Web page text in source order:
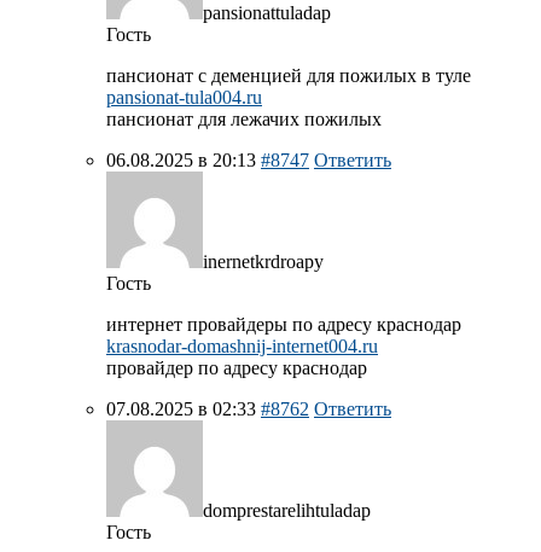
pansionattuladap
Гость
пансионат с деменцией для пожилых в туле
pansionat-tula004.ru
пансионат для лежачих пожилых
06.08.2025 в 20:13 #8747 Ответить
inernetkrdroapy
Гость
интернет провайдеры по адресу краснодар
krasnodar-domashnij-internet004.ru
провайдер по адресу краснодар
07.08.2025 в 02:33 #8762 Ответить
domprestarelihtuladap
Гость